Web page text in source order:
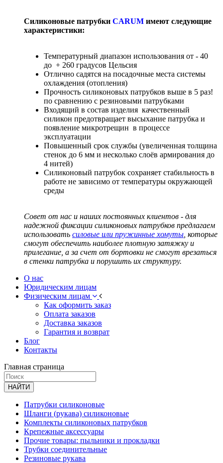
Силиконовые патрубки CARUM имеют следующие
характеристики:
Температурный диапазон использования от - 40
до + 260 градусов Цельсия
Отлично садятся на посадочные места системы
охлаждения (отопления)
Прочность силиконовых патрубков выше в 5 раз!
по сравнению с резиновыми патрубками
Входящий в состав изделия качественный
силикон предотвращает высыхание патрубка и
появление микротрещин в процессе
эксплуатации
Повышенный срок службы (увеличенная толщина
стенок до 6 мм и несколько слоёв армирования до
4 нитей)
Силиконовый патрубок сохраняет стабильность в
работе не зависимо от температуры окружающей
среды
Совет от нас и наших постоянных клиентов - для
надежной фиксации силиконовых патрубков предлагаем
использовать силовые или пружинные хомуты , которые
смогут обеспечить наиболее плотную затяжку и
прилегание, а за счет от бортовки не смогут врезаться
в стенки патрубка и порушить их структуру.
О нас
Юридическим лицам
Физическим лицам
Как оформить заказ
Оплата заказов
Доставка заказов
Гарантия и возврат
Блог
Контакты
Главная страница
НАЙТИ
Патрубки силиконовые
Шланги (рукава) силиконовые
Комплекты силиконовых патрубков
Крепежные аксессуары
Прочие товары: пыльники и прокладки
Трубки соединительные
Резиновые рукава